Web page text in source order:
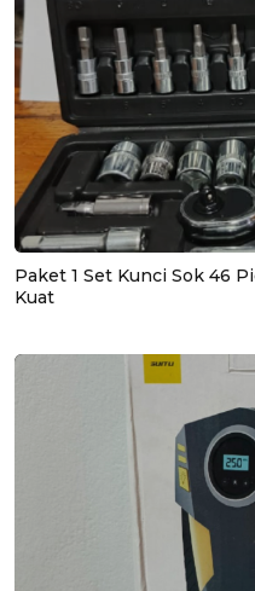
Paket 1 Set Kunci Sok 46
Kuat